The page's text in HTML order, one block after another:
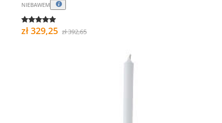
NIEBAWEM
zł 329,25 zł 392,65